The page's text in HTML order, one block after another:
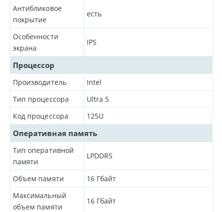
Антибликовое
покрытие
есть
Особенности
экрана
IPS
Процессор
Производитель
Intel
Тип процессора
Ultra 5
Код процессора
125U
Оперативная память
Тип оперативной
памяти
LPDDR5
Объем памяти 16 Гбайт
Максимальный
объем памяти
16 Гбайт